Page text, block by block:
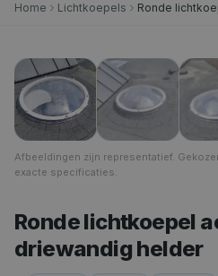
Home Lichtkoepels Ronde
1 7
Afbeeldingen zijn representatief.
exacte specificaties.
Ronde lichtkoepel
driewandig helder